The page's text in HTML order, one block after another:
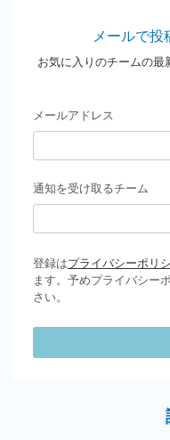
メールで投
お気に入りのチームの最
メールアドレス
通知を受け取るチーム
登録はプライバシーポリ
ます。予めプライバシー
さい。